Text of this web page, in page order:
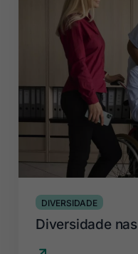
DIVERSIDADE
Diversidade